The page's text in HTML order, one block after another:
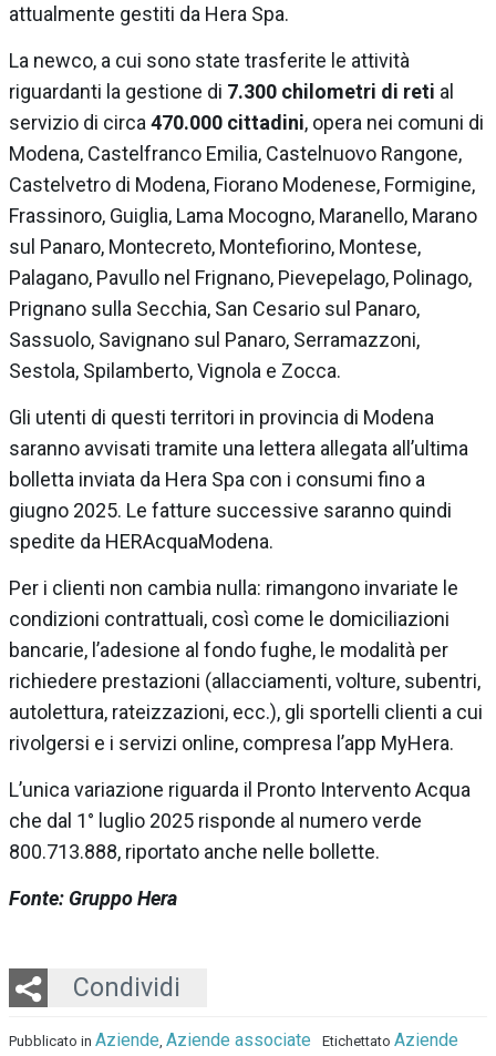
attualmente gestiti da Hera Spa.
La newco, a cui sono state trasferite le attività
riguardanti la gestione di 7.300 chilometri di reti al
servizio di circa 470.000 cittadini, opera nei comuni di
Modena, Castelfranco Emilia, Castelnuovo Rangone,
Castelvetro di Modena, Fiorano Modenese, Formigine,
Frassinoro, Guiglia, Lama Mocogno, Maranello, Marano
sul Panaro, Montecreto, Montefiorino, Montese,
Palagano, Pavullo nel Frignano, Pievepelago, Polinago,
Prignano sulla Secchia, San Cesario sul Panaro,
Sassuolo, Savignano sul Panaro, Serramazzoni,
Sestola, Spilamberto, Vignola e Zocca.
Gli utenti di questi territori in provincia di Modena
saranno avvisati tramite una lettera allegata all’ultima
bolletta inviata da Hera Spa con i consumi fino a
giugno 2025. Le fatture successive saranno quindi
spedite da HERAcquaModena.
Per i clienti non cambia nulla: rimangono invariate le
condizioni contrattuali, così come le domiciliazioni
bancarie, l’adesione al fondo fughe, le modalità per
richiedere prestazioni (allacciamenti, volture, subentri,
autolettura, rateizzazioni, ecc.), gli sportelli clienti a cui
rivolgersi e i servizi online, compresa l’app MyHera.
L’unica variazione riguarda il Pronto Intervento Acqua
che dal 1° luglio 2025 risponde al numero verde
800.713.888, riportato anche nelle bollette.
Fonte: Gruppo Hera
Condividi
Twitter
LinkedIn
Email
Whatsapp
Pubblicato in Aziende, Aziende associate Etichettato Aziende